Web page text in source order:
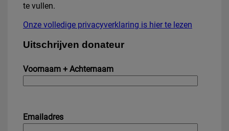
te vullen.
Onze volledige privacyverklaring is hier te lezen
Uitschrijven donateur
Voornaam + Achternaam
Emailadres